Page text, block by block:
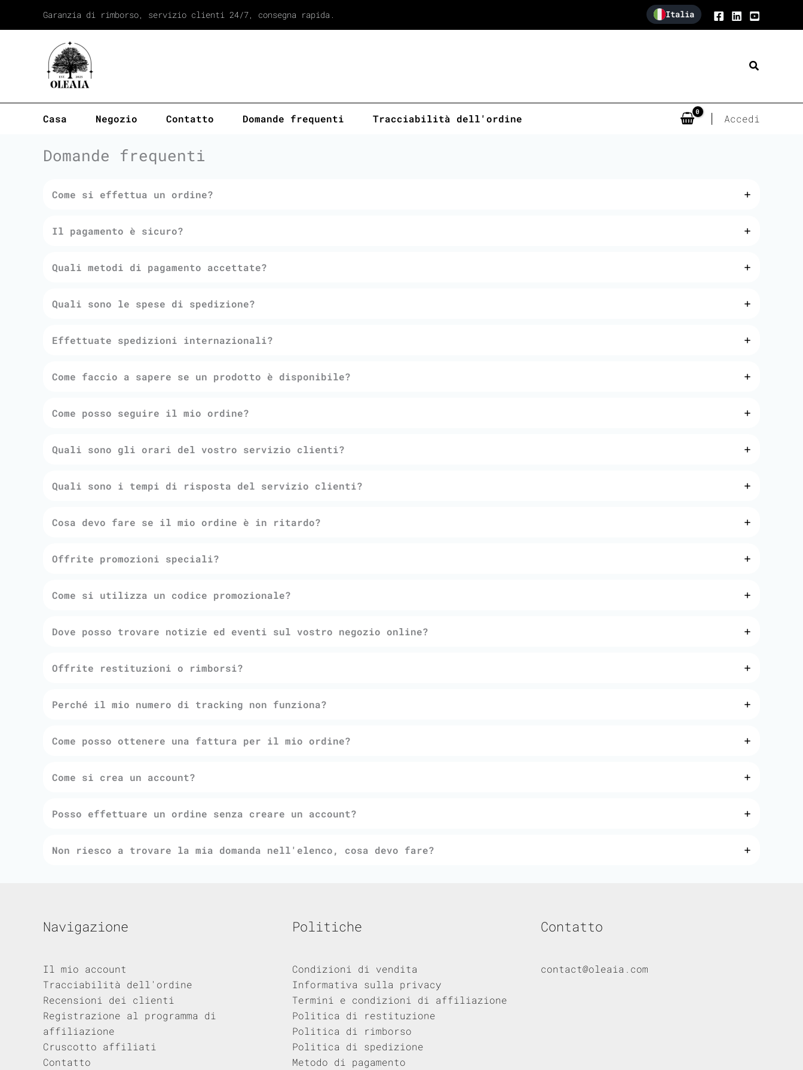
Garanzia di rimborso, servizio clienti 24/7, consegna rapida. Italia
Cerca
Casa Negozio Contatto Domande frequenti Tracciabilità dell'ordine Accedi
Domande frequenti
Come si effettua un ordine?
Il pagamento è sicuro?
Quali metodi di pagamento accettate?
Quali sono le spese di spedizione?
Effettuate spedizioni internazionali?
Come faccio a sapere se un prodotto è disponibile?
Come posso seguire il mio ordine?
Quali sono gli orari del vostro servizio clienti?
Quali sono i tempi di risposta del servizio clienti?
Cosa devo fare se il mio ordine è in ritardo?
Offrite promozioni speciali?
Come si utilizza un codice promozionale?
Dove posso trovare notizie ed eventi sul vostro negozio online?
Offrite restituzioni o rimborsi?
Perché il mio numero di tracking non funziona?
Come posso ottenere una fattura per il mio ordine?
Come si crea un account?
Posso effettuare un ordine senza creare un account?
Non riesco a trovare la mia domanda nell'elenco, cosa devo fare?
Navigazione
Il mio account
Tracciabilità dell'ordine
Recensioni dei clienti
Registrazione al programma di
affiliazione
Cruscotto affiliati
Contatto
Politiche
Condizioni di vendita
Informativa sulla privacy
Termini e condizioni di affiliazione
Politica di restituzione
Politica di rimborso
Politica di spedizione
Metodo di pagamento
Contatto
contact@oleaia.com